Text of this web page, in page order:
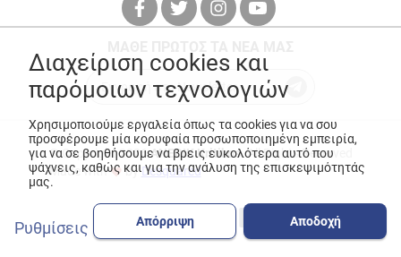
© Copyright 2026ANEDIK Kritikos. All Rights Reserved
Made with
byDesquared
Διαχείριση cookies και
παρόμοιων τεχνολογιών
Χρησιμοποιούμε εργαλεία όπως τα cookies για να σου
προσφέρουμε μία κορυφαία προσωποποιημένη εμπειρία,
για να σε βοηθήσουμε να βρεις ευκολότερα αυτό που
ψάχνεις, καθώς και για την ανάλυση της επισκεψιμότητάς
μας.
Ρυθμίσεις Απόρριψη Αποδοχή